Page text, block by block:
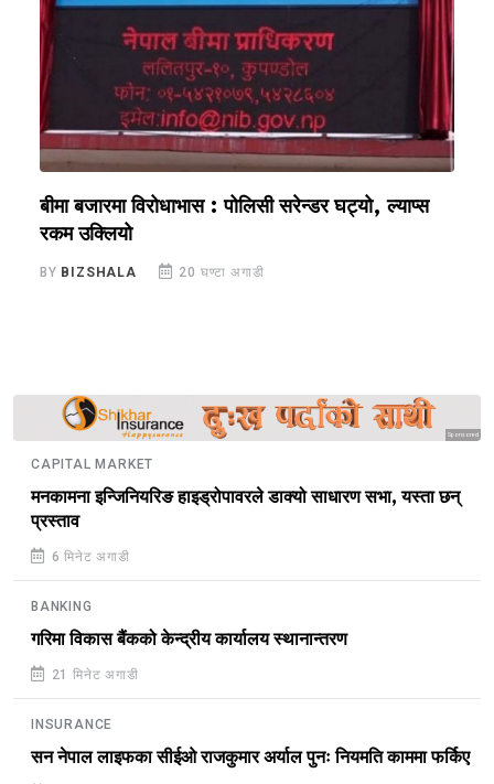
बीमा बजारमा विरोधाभास : पोलिसी सरेन्डर घट्यो, ल्याप्स
रकम उक्लियो
BY BIZSHALA 20 घण्टा अगाडी
Sponsored
CAPITAL MARKET
मनकामना इन्जिनियरिङ हाइड्रोपावरले डाक्यो साधारण सभा, यस्ता छन्
प्रस्ताव
6 मिनेट अगाडी
BANKING
गरिमा विकास बैंकको केन्द्रीय कार्यालय स्थानान्तरण
21 मिनेट अगाडी
INSURANCE
सन नेपाल लाइफका सीईओ राजकुमार अर्याल पुनः नियमति काममा फर्किए